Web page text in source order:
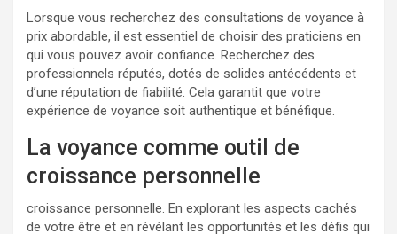
Lorsque vous recherchez des consultations de voyance à
prix abordable, il est essentiel de choisir des praticiens en
qui vous pouvez avoir confiance. Recherchez des
professionnels réputés, dotés de solides antécédents et
d’une réputation de fiabilité. Cela garantit que votre
expérience de voyance soit authentique et bénéfique.
La voyance comme outil de
croissance personnelle
croissance personnelle. En explorant les aspects cachés
de votre être et en révélant les opportunités et les défis qui